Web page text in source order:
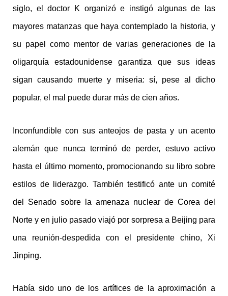
siglo, el doctor K organizó e instigó algunas de las
mayores matanzas que haya contemplado la historia, y
su papel como mentor de varias generaciones de la
oligarquía estadounidense garantiza que sus ideas
sigan causando muerte y miseria: sí, pese al dicho
popular, el mal puede durar más de cien años.
Inconfundible con sus anteojos de pasta y un acento
alemán que nunca terminó de perder, estuvo activo
hasta el último momento, promocionando su libro sobre
estilos de liderazgo. También testificó ante un comité
del Senado sobre la amenaza nuclear de Corea del
Norte y en julio pasado viajó por sorpresa a Beijing para
una reunión-despedida con el presidente chino, Xi
Jinping.
Había sido uno de los artífices de la aproximación a